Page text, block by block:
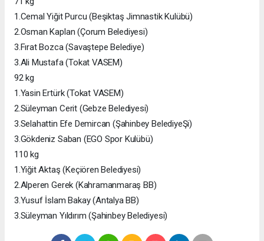
1.Cemal Yiğit Purcu (Beşiktaş Jimnastik Kulübü)
2.Osman Kaplan (Çorum Belediyesi)
3.Fırat Bozca (Savaştepe Belediye)
3.Ali Mustafa (Tokat VASEM)
92 kg
1.Yasin Ertürk (Tokat VASEM)
2.Süleyman Cerit (Gebze Belediyesi)
3.Selahattin Efe Demircan (Şahinbey BelediyeŞi)
3.Gökdeniz Saban (EGO Spor Kulübü)
110 kg
1.Yiğit Aktaş (Keçiören Belediyesi)
2.Alperen Gerek (Kahramanmaraş BB)
3.Yusuf İslam Bakay (Antalya BB)
3.Süleyman Yıldırım (Şahinbey Belediyesi)